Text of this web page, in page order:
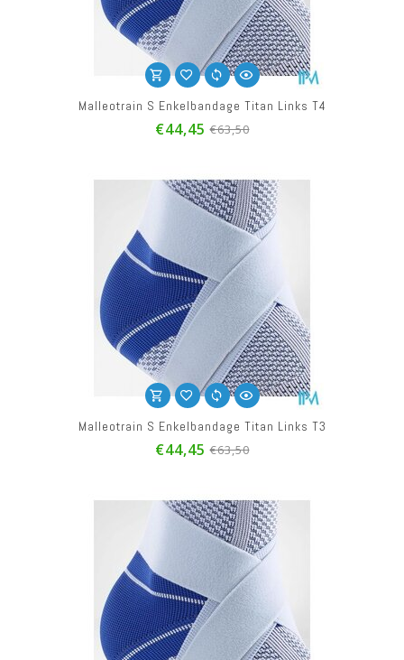
Malleotrain S Enkelbandage Titan Links T4
€44,45 €63,50
Malleotrain S Enkelbandage Titan Links T3
€44,45 €63,50